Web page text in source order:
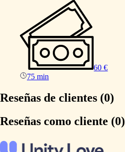
60 €
75 min
Reseñas de clientes (0)
Reseñas como cliente (0)